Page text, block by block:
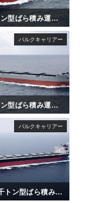
10万トン型ばら積み運搬船「KAGAWA MARU」竣工
10万トン型ばら積み運搬船「CAPE ACE」竣工
20万8千トン型ばら積み運搬船「METIS HORIZON」竣工